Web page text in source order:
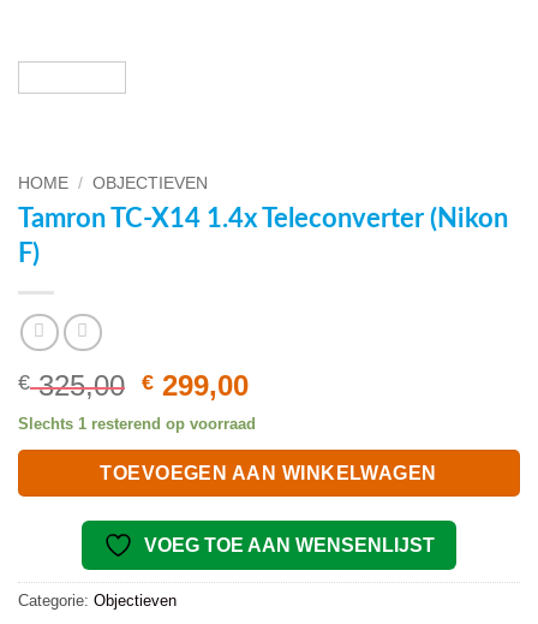
HOME / OBJECTIEVEN
Tamron TC-X14 1.4x Teleconverter (Nikon
F)
€325,00 Oorspronkelijke
prijs
was:
€ 325,00.
€ 299,00Huidige
prijs
is:
€ 299,00.
Slechts 1 resterend op voorraad
TOEVOEGEN AAN WINKELWAGEN
VOEG TOE AAN WENSENLIJST
Categorie: Objectieven